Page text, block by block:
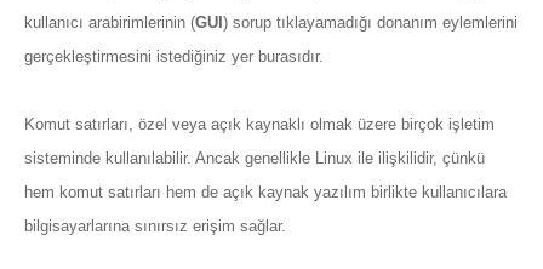
kullanıcı arabirimlerinin (GUI ) sorup tıklayamadığı donanım eylemlerini
gerçekleştirmesini istediğiniz yer burasıdır.
Komut satırları, özel veya açık kaynaklı olmak üzere birçok işletim
sisteminde kullanılabilir. Ancak genellikle Linux ile ilişkilidir, çünkü
hem komut satırları hem de açık kaynak yazılım birlikte kullanıcılara
bilgisayarlarına sınırsız erişim sağlar.